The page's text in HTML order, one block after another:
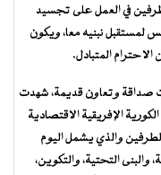
في العمل على تجسيد
لمستقبل نبنيه معا، ويكون
المتبادل.
صداقة وتعاون قديمة، شهدت
الإفريقية الاقتصادية
والذي يشمل اليوم
والبنى التحتية، والتكوين،